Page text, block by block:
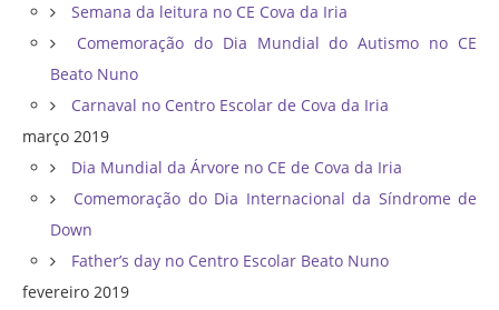
Semana da leitura no CE Cova da Iria
Comemoração do Dia Mundial do Autismo no CE
Beato Nuno
Carnaval no Centro Escolar de Cova da Iria
março 2019
Dia Mundial da Árvore no CE de Cova da Iria
Comemoração do Dia Internacional da Síndrome de
Down
Father’s day no Centro Escolar Beato Nuno
fevereiro 2019